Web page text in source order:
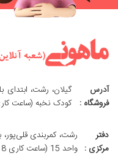
آدرس
فروشگاه :
گیلان، رشت، ابتدای
کودک نخبه (ساعت کاری 8 صبح الی
دفتر
مرکزی :
رشت، کمربندی قلی‌پور،
واحد 15 (ساعت کاری 8 صبح الی 13)